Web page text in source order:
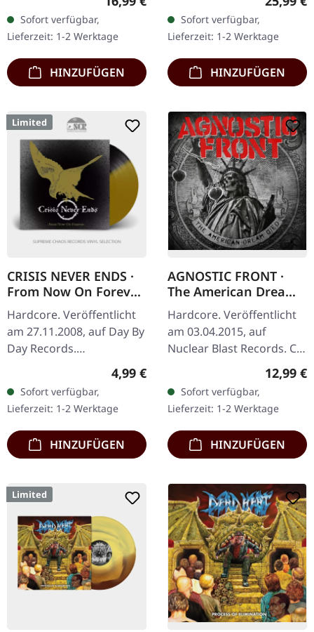
Booklet, Download-Code.
Als Corrosion of
Conformity…
Sofort verfügbar,
Lieferzeit: 1-2 Werktage
HINZUFÜGEN
Transparentes Sonnen-
Gelb Vinyl, Indie-Exklusiv!
„Heimat“ ist eine…
Sofort verfügbar,
Lieferzeit: 1-2 Werktage
HINZUFÜGEN
Limited
CRISIS NEVER ENDS ·
From Now On Forever
| BLACK/GOLD 7" EP
Hardcore. Veröffentlicht
am 27.11.2008, auf Day By
Day Records.
Schwarz/goldenes Vinyl
im Standard-Cover. Streng
limitierte und
handnummerierte…
Regulärer Preis:
4,99 €
Sofort verfügbar,
Lieferzeit: 1-2 Werktage
HINZUFÜGEN
AGNOSTIC FRONT ·
The American Dream
Died | CD
Hardcore. Veröffentlicht
am 03.04.2015, auf
Nuclear Blast Records. CD
im Standard-Jewelcase.
Agnostic Front liefern mit
„The American Dream
Died"…
12,99 €
Sofort verfügbar,
Lieferzeit: 1-2 Werktage
HINZUFÜGEN
Limited